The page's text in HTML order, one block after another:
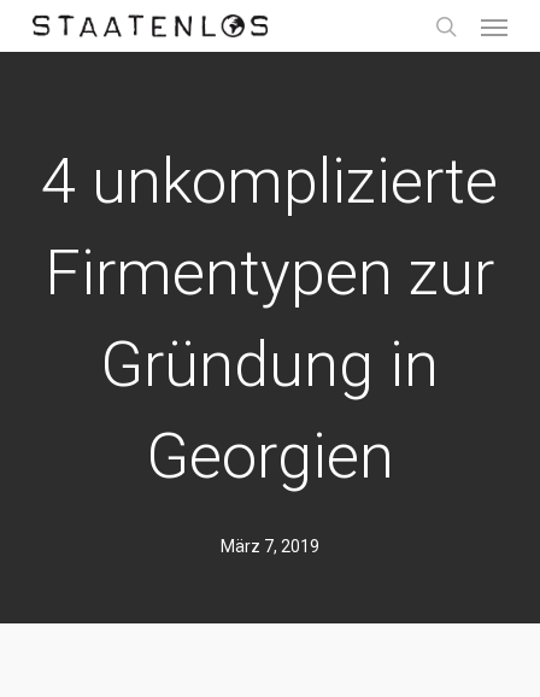
Skip
to
search
4 unkomplizierte
Firmentypen zur
Gründung in
Georgien
März 7, 2019